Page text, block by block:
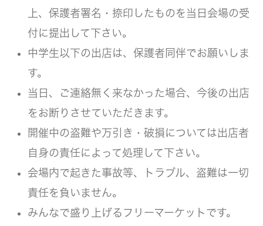
上、保護者署名・捺印したものを当日会場の受
付に提出して下さい。
中学生以下の出店は、保護者同伴でお願いしま
す。
当日、ご連絡無く来なかった場合、今後の出店
をお断りさせていただきます。
開催中の盗難や万引き・破損については出店者
自身の責任によって処理して下さい。
会場内で起きた事故等、トラブル、盗難は一切
責任を負いません。
みんなで盛り上げるフリーマーケットです。